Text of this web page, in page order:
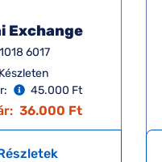
Exchange
6017
Készleten
45.000 Ft
36.000 Ft